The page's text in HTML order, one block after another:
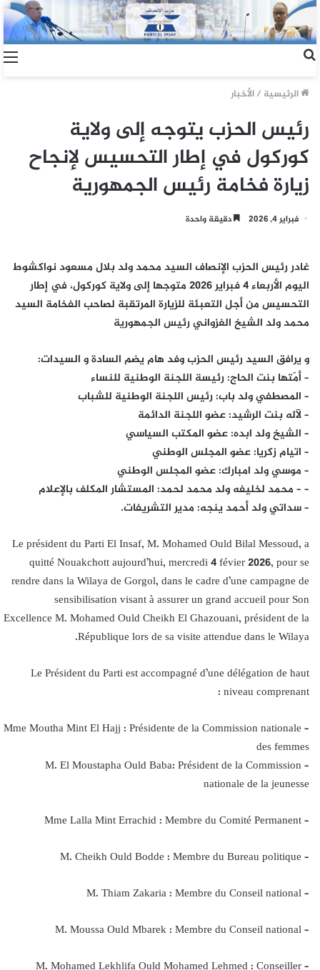
الرئيسية /الأخبار
رئيس الحزب يتوجه إلى ولاية
كوركول في إطار التحسيس لإنجاح
زيارة فخامة رئيس الجمهورية
فبراير 4, 2026 دقيقة واحدة
غادر رئيس الحزب الإنصاف السيد محمد ولد بلال مسعود نواكشوط
اليوم الأربعاء 4 فبراير 2026 متوجها إلى ولاية كوركول، في إطار
التحسيس من أجل التعبئة للزيارة المرتقبة لصاحب الفخامة السيد
محمد ولد الشيخ الغزواني رئيس الجمهورية
و يرافق السيد رئيس الحزب وفد هام يضم السادة و السيدات:
– أمّتها بنت الحاج: رئيسة اللجنة الوطنية للنساء
– المصطفي ولد باب: رئيس اللجنة الوطنية للشباب
– لآله بنت الرشيد: عضو اللجنة الدائمة
– الشيخ ولد ابده: عضو المكتب السياسي
– اتيام زكريا: عضو المجلس الوطني
– موسي ولد امبارك: عضو المجلس الوطني
– – محمد لخليفه ولد محمد لحمد: المستشار المكلف بالإعلام
– سداتي ولد أحمد ينجه: مدير التشريفات.
Le président du Parti El Insaf, M. Mohamed Ould Bilal Messoud, a
quitté Nouakchott aujourd’hui, mercredi 4 févier 2026, pour se
rendre dans la Wilaya de Gorgol, dans le cadre d’une campagne de
sensibilisation visant à assurer un grand accueil pour Son
Excellence M. Mohamed Ould Cheikh El Ghazouani, président de la
République lors de sa visite attendue dans le Wilaya.
Le Président du Parti est accompagné d’une délégation de haut
niveau comprenant :
– Mme Moutha Mint El Hajj : Présidente de la Commission nationale
des femmes
– M. El Moustapha Ould Baba: Président de la Commission
nationale de la jeunesse
– Mme Lalla Mint Errachid : Membre du Comité Permanent
– M. Cheikh Ould Bodde : Membre du Bureau politique
– M. Thiam Zakaria : Membre du Conseil national
– M. Moussa Ould Mbarek : Membre du Conseil national